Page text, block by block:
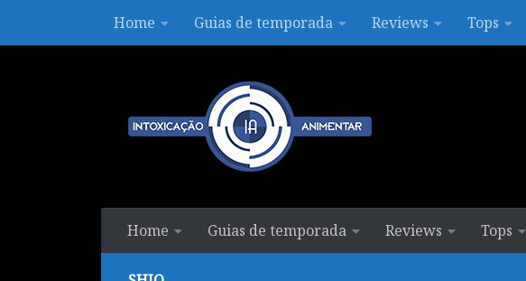
Skip to contentHome Guias de temporada Reviews Tops
Home Guias de temporada Reviews Tops